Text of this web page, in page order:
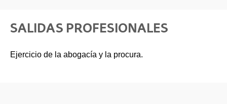
SALIDAS PROFESIONALES
Ejercicio de la abogacía y la procura.